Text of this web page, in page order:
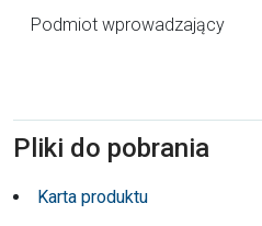
Podmiot wprowadzający
Pliki do pobrania
Karta produktu